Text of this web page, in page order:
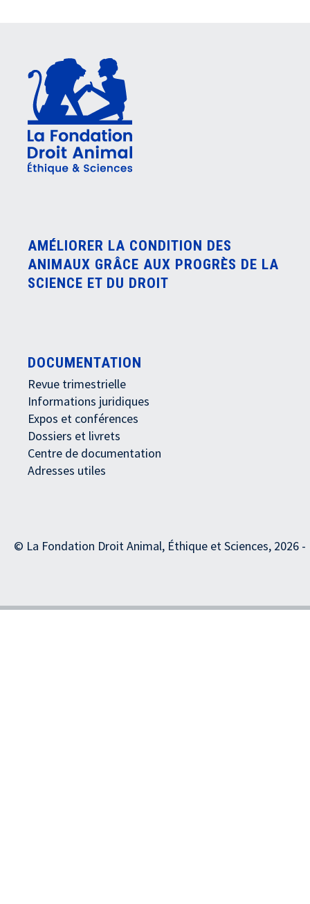
AMÉLIORER LA CONDITION DES
ANIMAUX GRÂCE AUX PROGRÈS DE LA
SCIENCE ET DU DROIT
DOCUMENTATION
Revue trimestrielle
Informations juridiques
Expos et conférences
Dossiers et livrets
Centre de documentation
Adresses utiles
© La Fondation Droit Animal, Éthique et Sciences, 2026 -